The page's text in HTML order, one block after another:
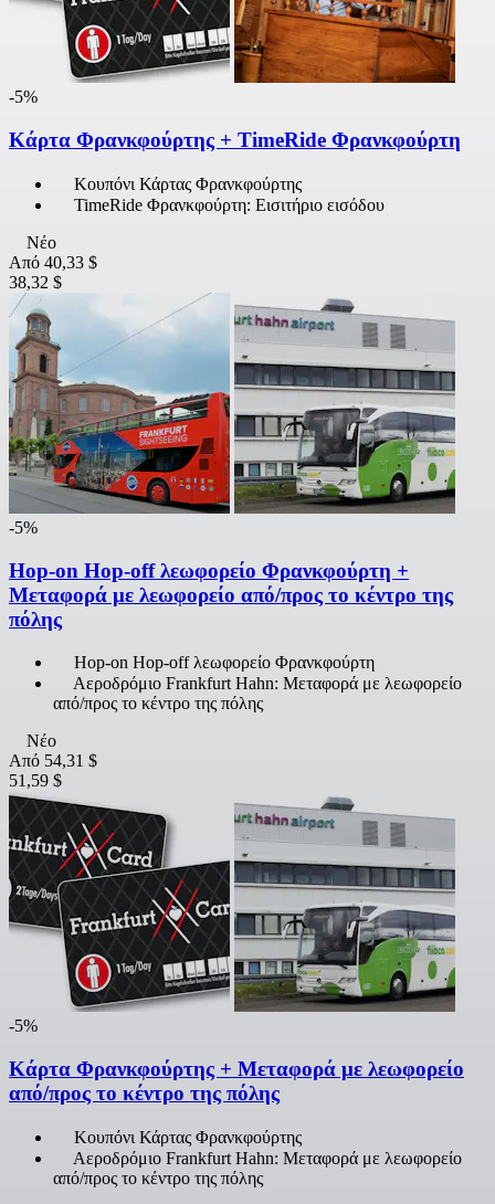
-5%
Κάρτα Φρανκφούρτης + TimeRide Φρανκφούρτη
Κουπόνι Κάρτας Φρανκφούρτης
TimeRide Φρανκφούρτη: Εισιτήριο εισόδου
Νέο
Από 40,33 $
38,32 $
-5%
Hop-on Hop-off λεωφορείο Φρανκφούρτη +
Μεταφορά με λεωφορείο από/προς το κέντρο της
πόλης
Hop-on Hop-off λεωφορείο Φρανκφούρτη
Αεροδρόμιο Frankfurt Hahn: Μεταφορά με λεωφορείο
από/προς το κέντρο της πόλης
Νέο
Από 54,31 $
51,59 $
-5%
Κάρτα Φρανκφούρτης + Μεταφορά με λεωφορείο
από/προς το κέντρο της πόλης
Κουπόνι Κάρτας Φρανκφούρτης
Αεροδρόμιο Frankfurt Hahn: Μεταφορά με λεωφορείο
από/προς το κέντρο της πόλης